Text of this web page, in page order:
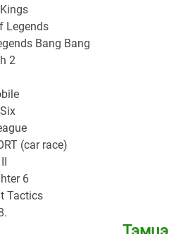
Legends
Bang Bang
2
(car race)
6
Tactics